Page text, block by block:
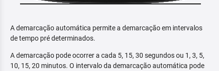
A demarcação automática permite a demarcação em intervalos
de tempo pré determinados.
A demarcação pode ocorrer a cada 5, 15, 30 segundos ou 1, 3, 5,
10, 15, 20 minutos. O intervalo da demarcação automática pode